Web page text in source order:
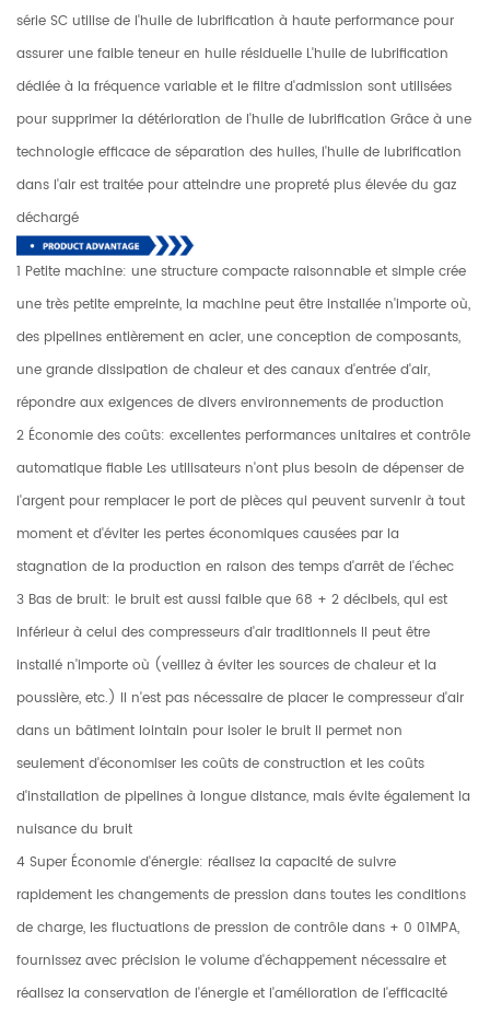
série SC utilise de l'huile de lubrification à haute performance pour
assurer une faible teneur en huile résiduelle L'huile de lubrification
dédiée à la fréquence variable et le filtre d'admission sont utilisées
pour supprimer la détérioration de l'huile de lubrification Grâce à une
technologie efficace de séparation des huiles, l'huile de lubrification
dans l'air est traitée pour atteindre une propreté plus élevée du gaz
déchargé
1 Petite machine: une structure compacte raisonnable et simple crée
une très petite empreinte, la machine peut être installée n'importe où,
des pipelines entièrement en acier, une conception de composants,
une grande dissipation de chaleur et des canaux d'entrée d'air,
répondre aux exigences de divers environnements de production
2 Économie des coûts: excellentes performances unitaires et contrôle
automatique fiable Les utilisateurs n'ont plus besoin de dépenser de
l'argent pour remplacer le port de pièces qui peuvent survenir à tout
moment et d'éviter les pertes économiques causées par la
stagnation de la production en raison des temps d'arrêt de l'échec
3 Bas de bruit: le bruit est aussi faible que 68 + 2 décibels, qui est
inférieur à celui des compresseurs d'air traditionnels Il peut être
installé n'importe où (veillez à éviter les sources de chaleur et la
poussière, etc.) Il n'est pas nécessaire de placer le compresseur d'air
dans un bâtiment lointain pour isoler le bruit Il permet non
seulement d'économiser les coûts de construction et les coûts
d'installation de pipelines à longue distance, mais évite également la
nuisance du bruit
4 Super Économie d'énergie: réalisez la capacité de suivre
rapidement les changements de pression dans toutes les conditions
de charge, les fluctuations de pression de contrôle dans + 0 01MPA,
fournissez avec précision le volume d'échappement nécessaire et
réalisez la conservation de l'énergie et l'amélioration de l'efficacité